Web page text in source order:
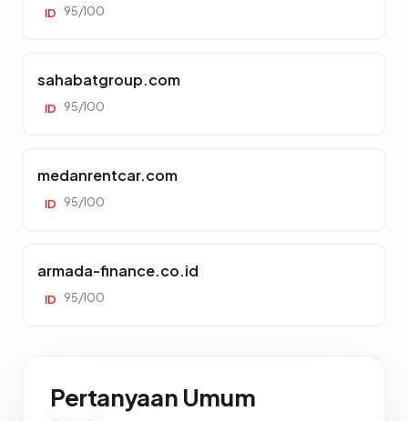
ID 95/100
sahabatgroup.com
ID 95/100
medanrentcar.com
ID 95/100
armada-finance.co.id
ID 95/100
Pertanyaan Umum